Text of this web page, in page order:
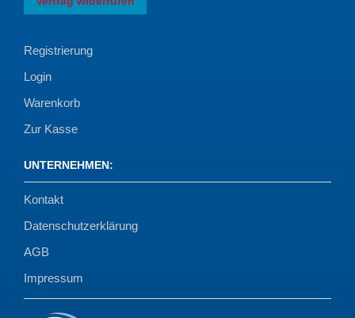
Registrierung
Login
Warenkorb
Zur Kasse
UNTERNEHMEN:
Kontakt
Datenschutzerklärung
AGB
Impressum